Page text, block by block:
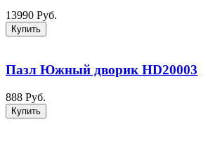
13990 Руб.
Купить
Пазл Южный дворик HD20003
888 Руб.
Купить